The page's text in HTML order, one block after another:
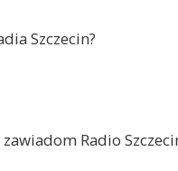
Szczecin?
Radio